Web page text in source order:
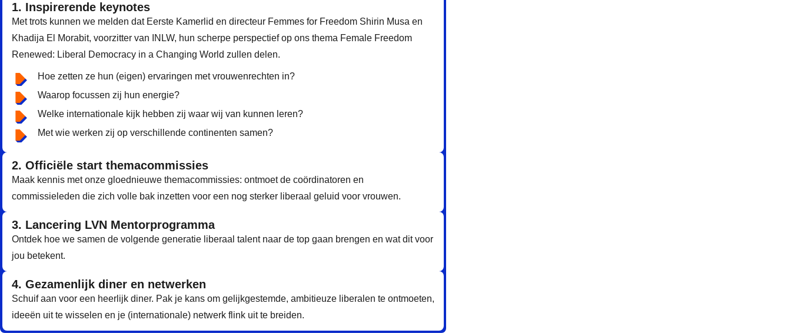
1. Inspirerende keynotes
Met trots kunnen we melden dat Eerste Kamerlid en directeur Femmes for Freedom Shirin Musa en
Khadija El Morabit, voorzitter van INLW, hun scherpe perspectief op ons thema Female Freedom
Renewed: Liberal Democracy in a Changing World zullen delen.
Hoe zetten ze hun (eigen) ervaringen met vrouwenrechten in?
Waarop focussen zij hun energie?
Welke internationale kijk hebben zij waar wij van kunnen leren?
Met wie werken zij op verschillende continenten samen?
2. Officiële start themacommissies
Maak kennis met onze gloednieuwe themacommissies: ontmoet de coördinatoren en
commissieleden die zich volle bak inzetten voor een nog sterker liberaal geluid voor vrouwen.
3. Lancering LVN Mentorprogramma
Ontdek hoe we samen de volgende generatie liberaal talent naar de top gaan brengen en wat dit voor
jou betekent.
4. Gezamenlijk diner en netwerken
Schuif aan voor een heerlijk diner. Pak je kans om gelijkgestemde, ambitieuze liberalen te ontmoeten,
ideeën uit te wisselen en je (internationale) netwerk flink uit te breiden.